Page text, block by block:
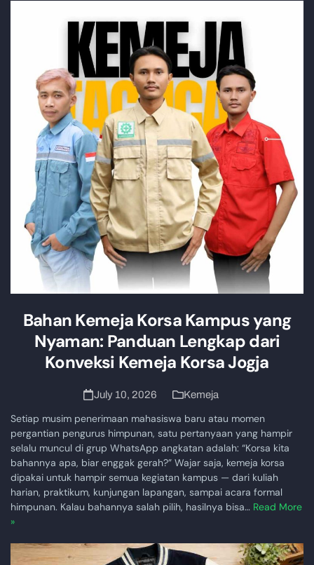
Bahan Kemeja Korsa Kampus yang
Nyaman: Panduan Lengkap dari
Konveksi Kemeja Korsa Jogja
July 10, 2026 Kemeja
Setiap musim penerimaan mahasiswa baru atau momen
pergantian pengurus himpunan, satu pertanyaan yang hampir
selalu muncul di grup WhatsApp angkatan adalah: “Korsa kita
bahannya apa, biar enggak gerah?” Wajar saja, kemeja korsa
dipakai untuk hampir semua kegiatan kampus — dari kuliah
harian, praktikum, kunjungan lapangan, sampai acara formal
himpunan. Kalau bahannya salah pilih, hasilnya bisa… Read More
»